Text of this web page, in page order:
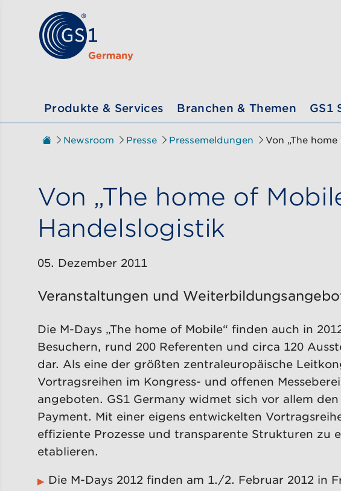
Zum Inhalt gehen
Produkte & Services Branchen & Themen GS1
Sie sind hier:
Zur Startseite
Newsroom Presse Pressemeldungen Von „The
Von „The home of
Handelslogistik
05. Dezember 2011
Veranstaltungen und
Die M-Days „The home of Mobile“ finden auch in
Besuchern, rund 200 Referenten und circa 120
dar. Als eine der größten zentraleuropäische
Vortragsreihen im Kongress- und offenen
angeboten. GS1 Germany widmet sich vor allem
Payment. Mit einer eigens entwickelten
effiziente Prozesse und transparente Strukturen zu
etablieren.
Die M-Days 2012 finden am 1./2. Februar 2012 in